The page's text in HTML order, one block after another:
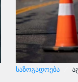
ᲡᲐᲖᲝᲒᲐᲓᲝᲔᲑᲐ